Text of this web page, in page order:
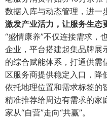
数据入库与动态管理，进一
激发产业活力 ， 让服务生态
“盛情康养”不仅连接需求，
企业，平台搭建起集品牌展
的综合赋能体系，打通供需
区服务商提供稳定入口，降
依托地理位置和需求标签的
精准推荐给周边有需求的家
家从“自营”走向“共赢”。